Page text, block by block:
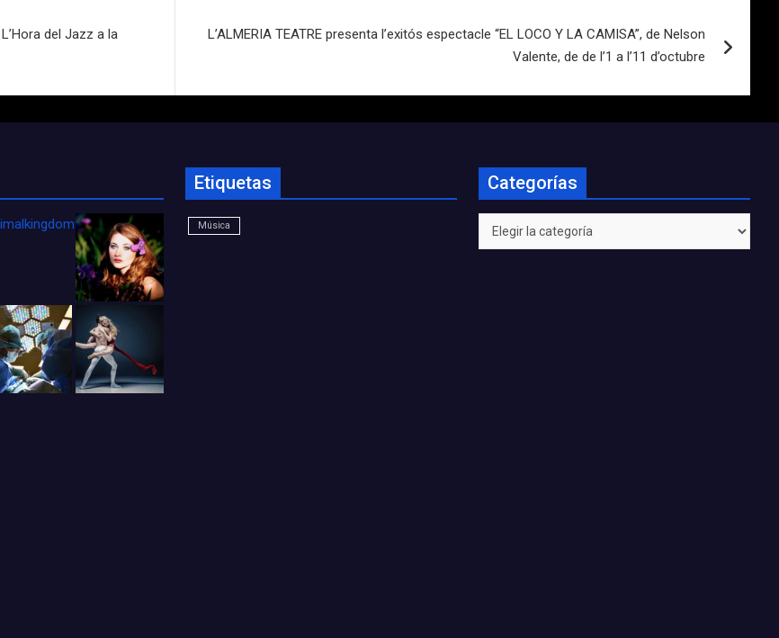
del Jazz a la
L’ALMERIA TEATRE presenta l’exitós espectacle “EL LOCO Y LA CAMISA”, de Nelson
Valente, de de l’1 a l’11 d’octubre
Etiquetas
Música
Categorías
Categorías